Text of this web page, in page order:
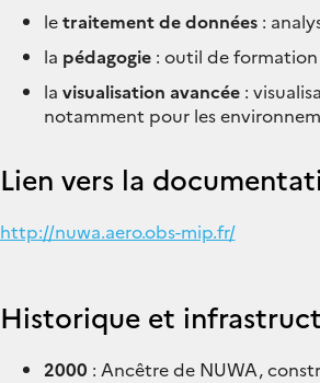
letraitement de données:
la pédagogie: outil de formation
la visualisation avancée:
notamment pour les
Lien vers la
http://nuwa.aero.obs-mip.fr/
Historique et
2000 : Ancêtre de NUWA,